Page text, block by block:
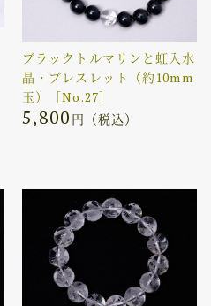
ブラックトルマリンと虹入水
晶・ブレスレット（約10mm
玉）［No.27］
5,800 円（税込）